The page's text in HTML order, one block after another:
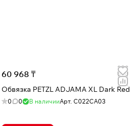
60 968 ₸
Обвязка PETZL ADJAMA XL Dark Red
0 0 В наличииАрт.C022CA03